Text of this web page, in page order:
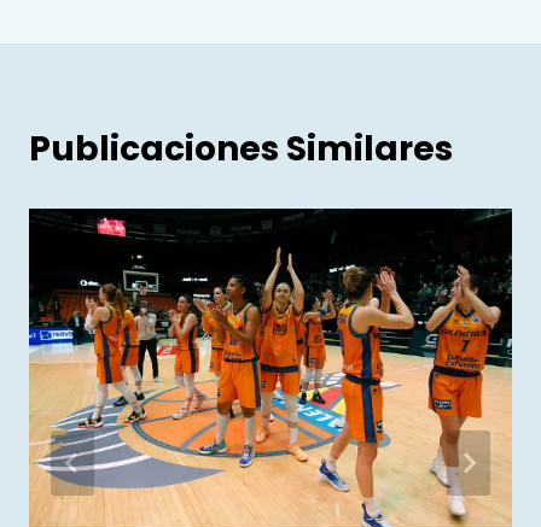
Publicaciones Similares